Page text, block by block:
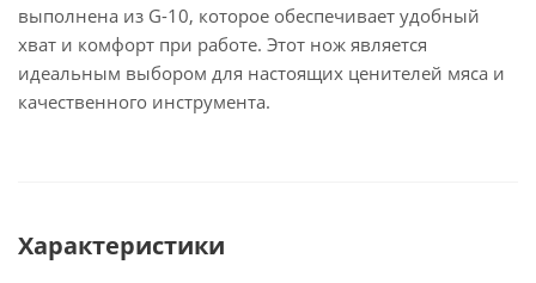
выполнена из G-10, которое обеспечивает удобный
хват и комфорт при работе. Этот нож является
идеальным выбором для настоящих ценителей мяса и
качественного инструмента.
Характеристики